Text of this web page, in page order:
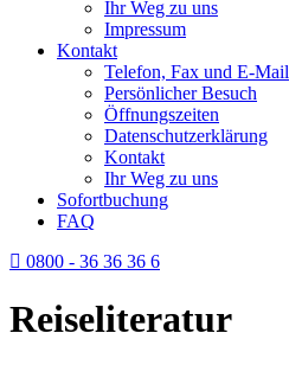
Ihr Weg zu uns
Impressum
Kontakt
Telefon, Fax und E-Mail
Persönlicher Besuch
Öffnungszeiten
Datenschutzerklärung
Kontakt
Ihr Weg zu uns
Sofortbuchung
FAQ
0800 - 36 36 36 6
Reiseliteratur